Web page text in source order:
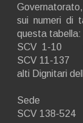
sui numeri di
questa tabella:
SCV 1-10
SCV 11-137
alti Dignitari
e auto di
Sede
SCV 138-524